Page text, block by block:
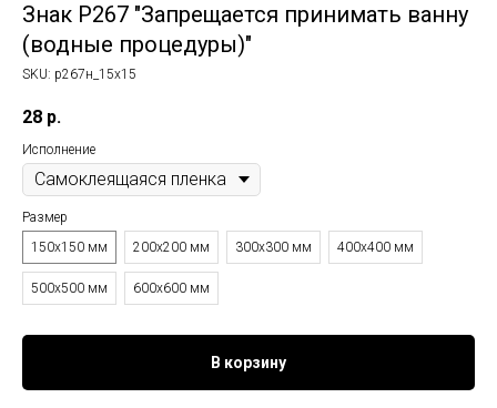
Знак P267 "Запрещается принимать ванну
(водные процедуры)"
SKU: p267н_15x15
28 р.
Исполнение
Размер
150x150 мм
200x200 мм 300x300 мм 400x400 мм
500x500 мм 600x600 мм
В корзину